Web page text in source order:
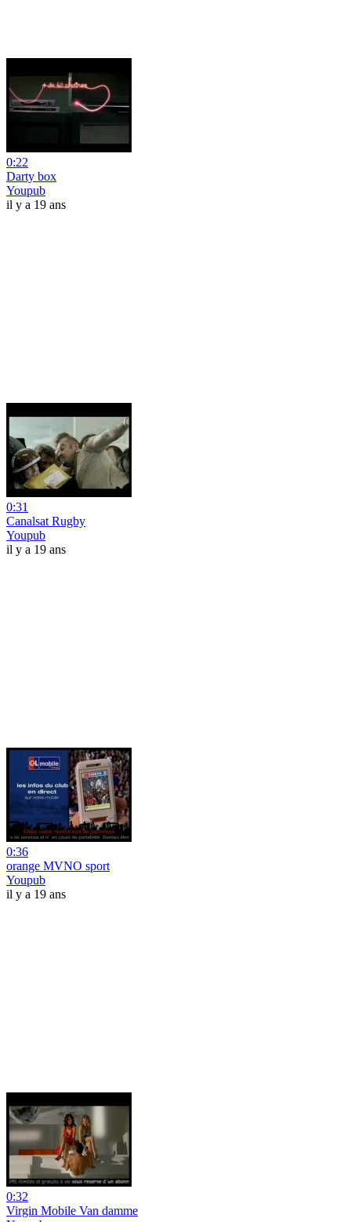
0:22
Darty box
Youpub
il y a 19 ans
0:31
Canalsat Rugby
Youpub
il y a 19 ans
0:36
orange MVNO sport
Youpub
il y a 19 ans
0:32
Virgin Mobile Van damme